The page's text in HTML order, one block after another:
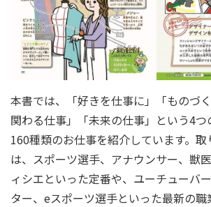
本書では、「好きを仕事に」「ものづ
関わる仕事」「未来の仕事」という4つ
160種類のお仕事を紹介しています。
は、スポーツ選手、アナウンサー、獣
ィシエといった定番や、ユーチューバ
ター、eスポーツ選手といった最新の